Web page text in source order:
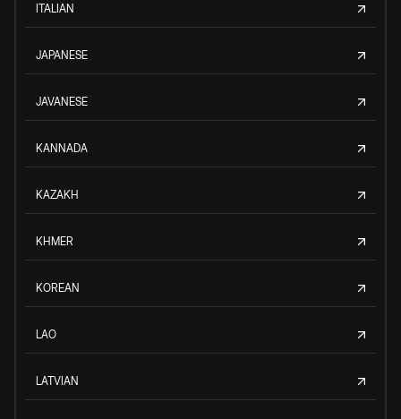
ITALIAN
JAPANESE
JAVANESE
KANNADA
KAZAKH
KHMER
KOREAN
LAO
LATVIAN